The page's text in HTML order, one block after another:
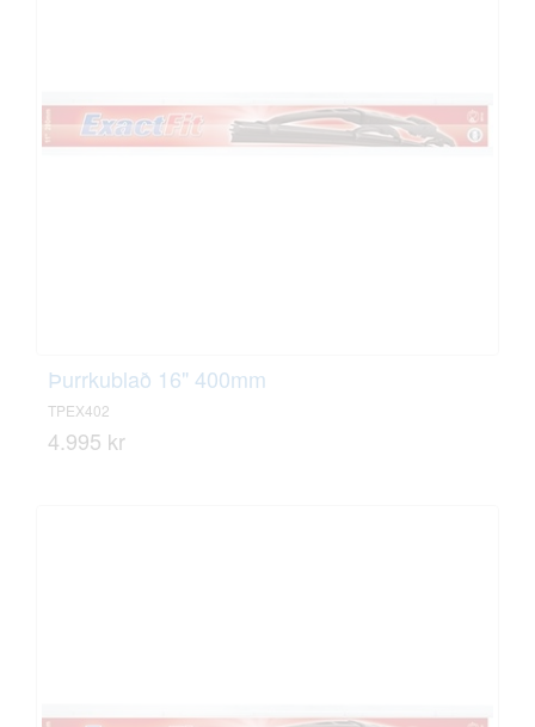
Þurrkublað 16" 400mm
TPEX402
4.995 kr